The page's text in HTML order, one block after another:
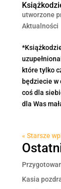
utworzone
Aktualności
które tylko
będziecie
coś dla
dla Was
« Starsze
Kasia